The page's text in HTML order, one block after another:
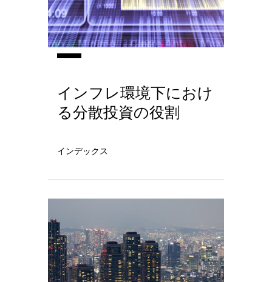
インフレ環境下におけ
る分散投資の役割
インデックス